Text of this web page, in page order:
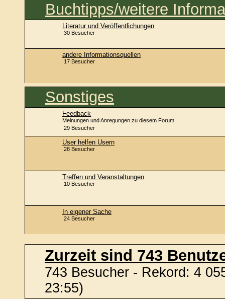
Buchtipps/weitere
Literatur und Veröffentlichungen
30 Besucher
andere Informationsquellen
17 Besucher
Sonstiges
Feedback
Meinungen und Anregungen zu diesem Forum
29 Besucher
User helfen Usern
28 Besucher
Treffen und Veranstaltungen
10 Besucher
In eigener Sache
24 Besucher
Zurzeit sind 743
743 Besucher - Rekord: 4
23:55)